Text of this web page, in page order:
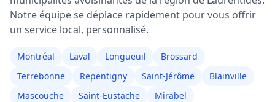
Notre équipe se déplace rapidement pour vous offrir
un service local, personnalisé.
Montréal Laval Longueuil
Brossard
Terrebonne
Repentigny Saint-Jérôme
Blainville
Mascouche
Saint-Eustache
Mirabel